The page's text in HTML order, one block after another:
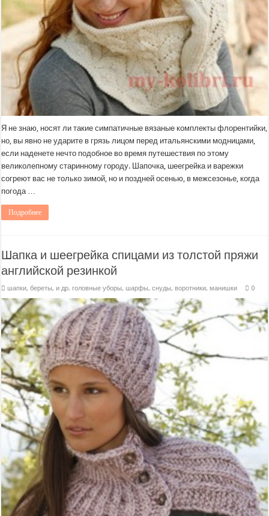
Я не знаю, носят ли такие симпатичные вязаные комплекты флорентийки,
но, вы явно не ударите в грязь лицом перед итальянскими модницами,
если наденете нечто подобное во время путешествия по этому
великолепному старинному городу. Шапочка, шеегрейка и варежки
согреют вас не только зимой, но и поздней осенью, в межсезонье, когда
погода …
Подробнее
Шапка и шеегрейка спицами из толстой пряжи
английской резинкой
шапки, береты, и др. головные уборы,шарфы, снуды, воротники, манишки 0